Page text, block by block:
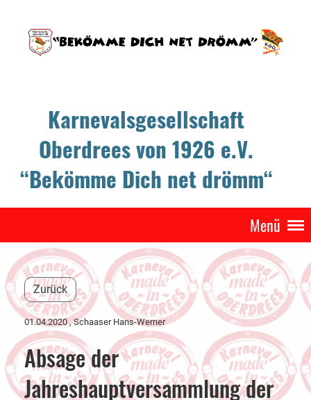
Karnevalsgesellschaft
Oberdrees von 1926 e.V.
“Bekömme Dich net drömm“
Menü
Zurück
01.04.2020 , Schaaser Hans-Werner
Absage der
Jahreshauptversammlung der